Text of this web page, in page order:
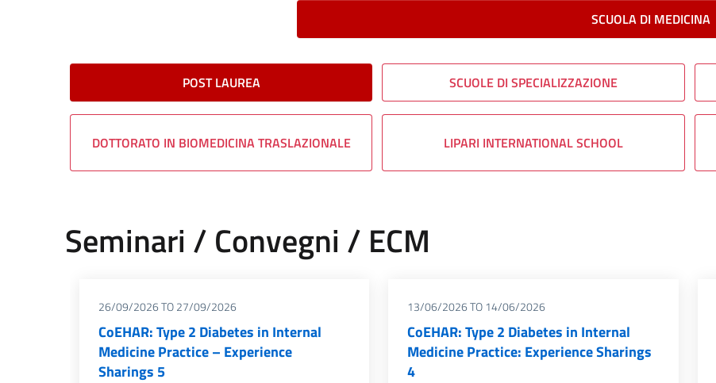
SCUOLA DI MEDICINA
POST LAUREA SCUOLE DI SPECIALIZZAZIONE
DOTTORATO IN BIOMEDICINA TRASLAZIONALE LIPARI INTERNATIONAL SCHOOL
Seminari / Convegni / ECM
26/09/2026TO27/09/2026
CoEHAR: Type 2 Diabetes in Internal
Medicine Practice – Experience
Sharings 5
13/06/2026TO14/06/2026
CoEHAR: Type 2 Diabetes in Internal
Medicine Practice: Experience Sharings
4